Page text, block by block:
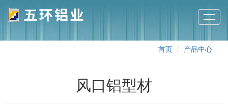
切
导
航
首页 产品中心
风口铝型材